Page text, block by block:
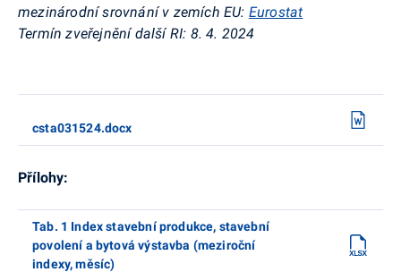
mezinárodní srovnání v zemích EU: Eurostat
Termín zveřejnění další RI: 8. 4. 2024
csta031524.docx
Přílohy:
Tab. 1 Index stavební produkce, stavební
povolení a bytová výstavba (meziroční
indexy, měsíc)